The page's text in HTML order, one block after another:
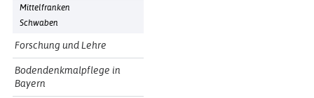
Mittelfranken
Schwaben
Forschung und Lehre
Bodendenkmalpflege in
Bayern